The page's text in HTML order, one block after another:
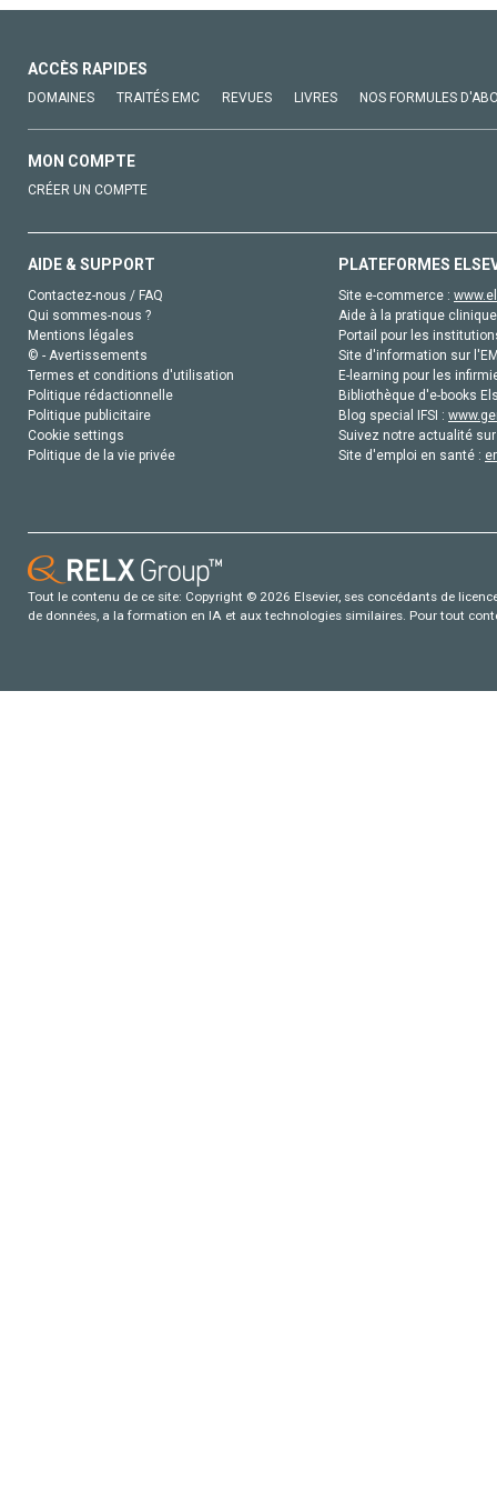
ACCÈS RAPIDES
DOMAINES TRAITÉS EMC REVUES LIVRES NOS FORMULES
MON COMPTE
CRÉER UN COMPTE
AIDE & SUPPORT
Contactez-nous / FAQ
Qui sommes-nous ?
Mentions légales
© - Avertissements
Termes et conditions d'utilisation
Politique rédactionnelle
Politique publicitaire
Cookie settings
Politique de la vie privée
PLATEFORMES
Site e-commerce :
Aide à la pratique
Portail pour les
Site d'information sur
E-learning pour les
Bibliothèque d'e-books
Blog special IFSI :
Suivez notre actualité
Site d'emploi en santé :
Tout le contenu de ce site: Copyright © 2026 Elsevier, ses concédants de
de données, a la formation en IA et aux technologies similaires. Pour tout